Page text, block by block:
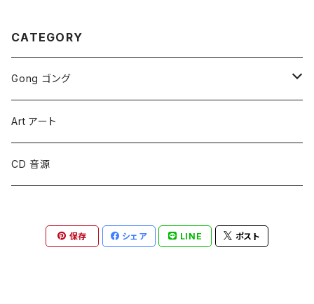
CATEGORY
Gong ゴング
Symphonic Gongs
Symphonic Brilliant Gongs
Planet Gongs
Art アート
CD 音源
保存 シェア LINE ポスト